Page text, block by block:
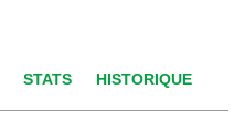
STATS HISTORIQUE